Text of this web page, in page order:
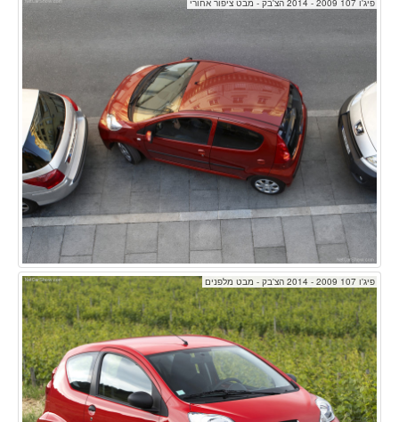
פיג'ו 107 2009 - 2014 הצ'בק - מבט ציפור אחורי
פיג'ו 107 2009 - 2014 הצ'בק - מבט מלפנים